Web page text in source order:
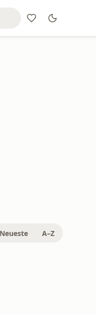
Neueste A–Z